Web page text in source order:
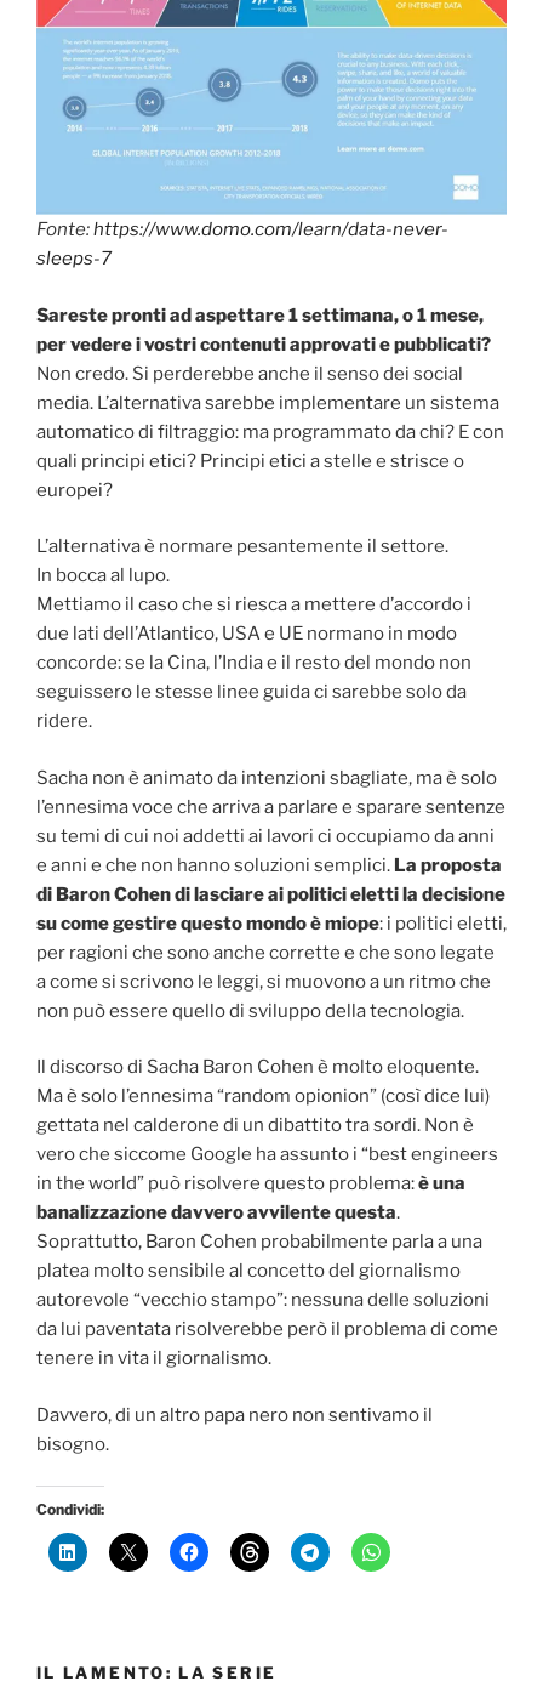
Fonte:https://www.domo.com/learn/data-never-
sleeps-7
Sareste pronti ad aspettare 1 settimana, o 1 mese,
per vedere i vostri contenuti approvati e pubblicati?
Non credo. Si perderebbe anche il senso dei social
media. L’alternativa sarebbe implementare un sistema
automatico di filtraggio: ma programmato da chi? E con
quali principi etici? Principi etici a stelle e strisce o
europei?
L’alternativa è normare pesantemente il settore.
In bocca al lupo.
Mettiamo il caso che si riesca a mettere d’accordo i
due lati dell’Atlantico, USA e UE normano in modo
concorde: se la Cina, l’India e il resto del mondo non
seguissero le stesse linee guida ci sarebbe solo da
ridere.
Sacha non è animato da intenzioni sbagliate, ma è solo
l’ennesima voce che arriva a parlare e sparare sentenze
su temi di cui noi addetti ai lavori ci occupiamo da anni
e anni e che non hanno soluzioni semplici. La proposta
di Baron Cohen di lasciare ai politici eletti la decisione
su come gestire questo mondo è miope: i politici eletti,
per ragioni che sono anche corrette e che sono legate
a come si scrivono le leggi, si muovono a un ritmo che
non può essere quello di sviluppo della tecnologia.
Il discorso di Sacha Baron Cohen è molto eloquente.
Ma è solo l’ennesima “random opionion” (così dice lui)
gettata nel calderone di un dibattito tra sordi. Non è
vero che siccome Google ha assunto i “best engineers
in the world” può risolvere questo problema:è una
banalizzazione davvero avvilente questa.
Soprattutto, Baron Cohen probabilmente parla a una
platea molto sensibile al concetto del giornalismo
autorevole “vecchio stampo”: nessuna delle soluzioni
da lui paventata risolverebbe però il problema di come
tenere in vita il giornalismo.
Davvero, di un altro papa nero non sentivamo il
bisogno.
Condividi:
IL LAMENTO: LA SERIE